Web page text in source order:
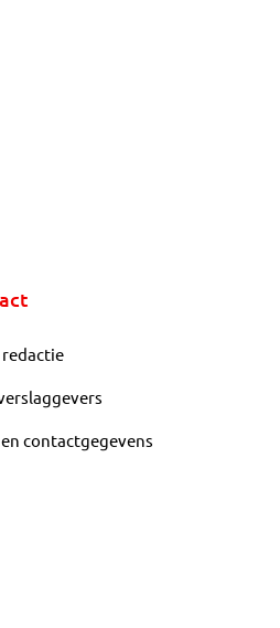
redactie
contactgegevens